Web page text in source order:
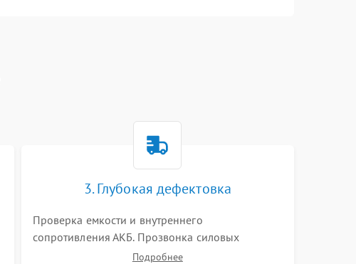
3. Глубокая дефектовка
Проверка емкости и внутреннего
сопротивления АКБ. Прозвонка силовых
транзисторов инвертора, диодов, реле
Подробнее